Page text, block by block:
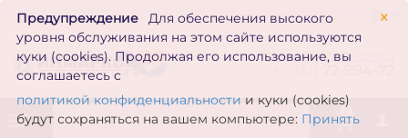
×
Предупреждение
Для обеспечения высокого
уровня обслуживания на этом сайте используются
куки (cookies). Продолжая его использование, вы
соглашаетесь с
политикой конфиденциальности и куки (cookies)
будут сохраняться на вашем компьютере: Принять
zakaz@inmarkon.ru
0